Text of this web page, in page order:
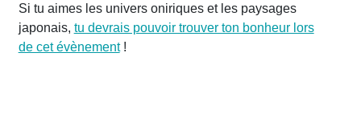
Si tu aimes les univers oniriques et les paysages
japonais, tu devrais pouvoir trouver ton bonheur lors
de cet évènement!